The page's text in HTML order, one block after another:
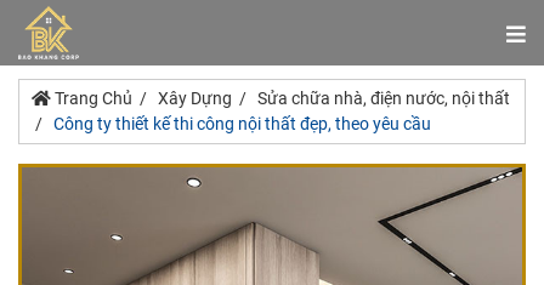
Trang Chủ Xây Dựng
Sửa chữa nhà, điện nước, nội thất
Công ty thiết kế thi công nội thất đẹp, theo yêu cầu